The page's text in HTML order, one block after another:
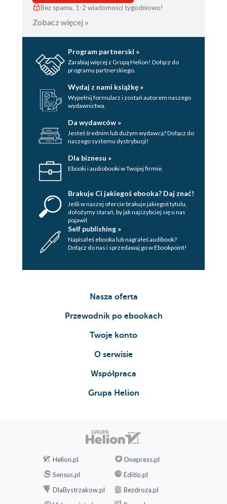
Bez spamu, 1-2 wiadomości tygodniowo!
Zobacz więcej »
Program partnerski »
Zarabiaj więcej z Grupą Helion! Dołącz do
programu partnerskiego.
Wydaj z nami książkę »
Wypełnij formularz i zostań autorem naszego
wydawnictwa.
Da wydawców »
Jesteś średnim lub dużym wydawcą? Dołącz do
naszego systemu dystrybucji!
Dla biznesu »
Ebooki i audiobooki w Twojej firmie.
Brakuje Ci jakiegoś ebooka? Daj znać!
Jeśli w naszej ofercie brakuje jakiegoś tytulu,
dołożymy starań, by jak najszybciej się u nas
pojawił.
Self publishing »
Napisałeś ebooka lub nagrałeś audibook?
Dołącz do nas i sprzedawaj go w Ebookpoint!
Nasza oferta
Przewodnik po ebookach
Twoje konto
O serwisie
Współpraca
Grupa Helion
Helion.pl
Onepress.pl
Sensus.pl
Editio.pl
DlaBystrzakow.pl
Bezdroza.pl